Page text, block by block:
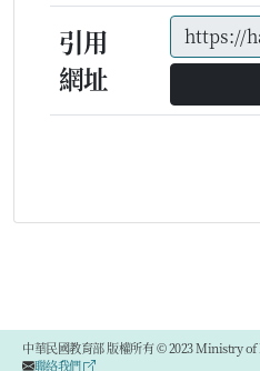
引用
網址
中華民國教育部 版權所有 © 2023 Ministry
聯絡我們